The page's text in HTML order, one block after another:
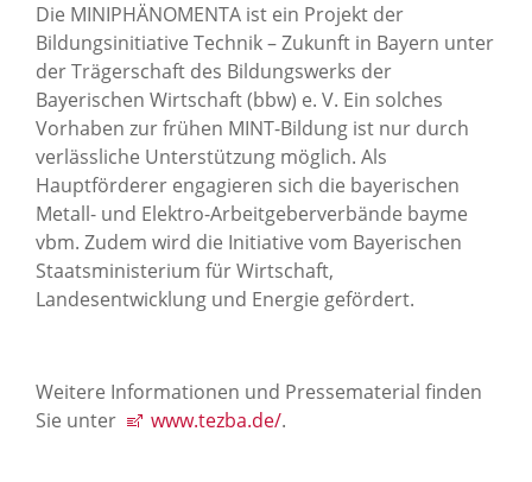
Die MINIPHÄNOMENTA ist ein Projekt der
Bildungsinitiative Technik – Zukunft in Bayern unter
der Trägerschaft des Bildungswerks der
Bayerischen Wirtschaft (bbw) e. V. Ein solches
Vorhaben zur frühen MINT-Bildung ist nur durch
verlässliche Unterstützung möglich. Als
Hauptförderer engagieren sich die bayerischen
Metall- und Elektro-Arbeitgeberverbände bayme
vbm. Zudem wird die Initiative vom Bayerischen
Staatsministerium für Wirtschaft,
Landesentwicklung und Energie gefördert.
Weitere Informationen und Pressematerial finden
Sie unter
www.tezba.de/.